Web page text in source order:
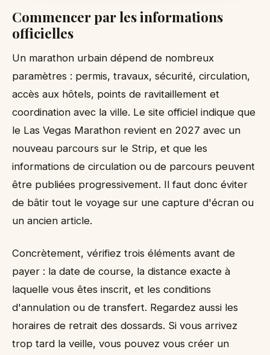
Commencer par les informations
officielles
Un marathon urbain dépend de nombreux
paramètres : permis, travaux, sécurité, circulation,
accès aux hôtels, points de ravitaillement et
coordination avec la ville. Le site officiel indique que
le Las Vegas Marathon revient en 2027 avec un
nouveau parcours sur le Strip, et que les
informations de circulation ou de parcours peuvent
être publiées progressivement. Il faut donc éviter
de bâtir tout le voyage sur une capture d'écran ou
un ancien article.
Concrètement, vérifiez trois éléments avant de
payer : la date de course, la distance exacte à
laquelle vous êtes inscrit, et les conditions
d'annulation ou de transfert. Regardez aussi les
horaires de retrait des dossards. Si vous arrivez
trop tard la veille, vous pouvez vous créer un